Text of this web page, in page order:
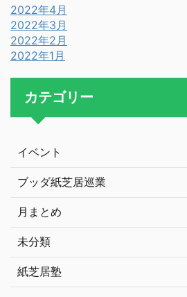
2022年4月
2022年3月
2022年2月
2022年1月
カテゴリー
イベント
ブッダ紙芝居巡業
月まとめ
未分類
紙芝居塾